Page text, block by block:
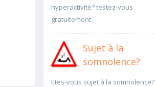
hyperactivité? testez-vous
gratuitement
Sujet à la
somnolence?
Etes-vous sujet à la somnolence?